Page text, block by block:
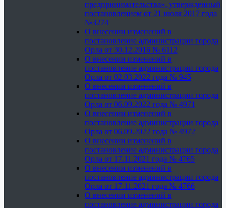
предпринимательства», утвержденный
постановлением от 21 июля 2017 года
№3274
О внесении изменений в
постановление администрации города
Орла от 30.12.2016 № 6112
О внесении изменений в
постановление администрации города
Орла от 02.03.2022 года № 945
О внесении изменений в
постановление администрации города
Орла от 06.09.2022 года № 4971
О внесении изменений в
постановление администрации города
Орла от 06.09.2022 года № 4972
О внесении изменений в
постановление администрации города
Орла от 17.11.2021 года № 4765
О внесении изменений в
постановление администрации города
Орла от 17.11.2021 года № 4766
О внесении изменений в
постановление администрации города